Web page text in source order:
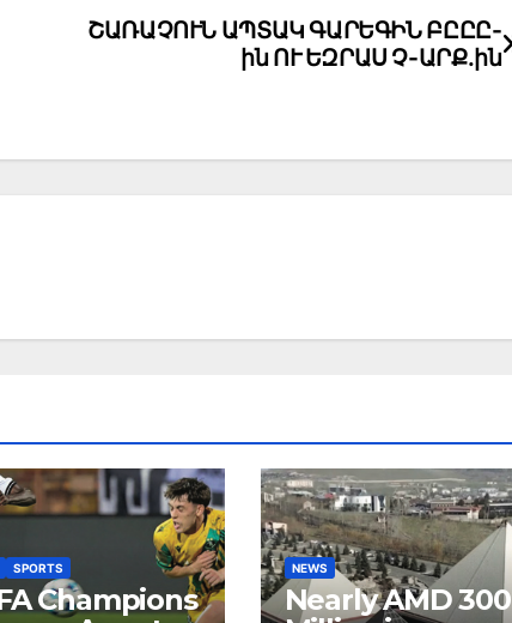
ՇԱՌԱՉՈՒՆ ԱՊՏԱԿ ԳԱՐԵԳԻՆ ԲԸԸԸ-
ին ՈՒ ԵԶՐԱՍ Չ-ԱՐՔ.ին
SPORTS
Champions
NEWS
Nearly AMD 300